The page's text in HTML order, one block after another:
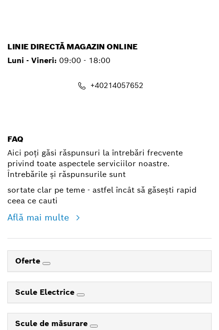
LINIE DIRECTĂ MAGAZIN ONLINE
Luni - Vineri: 09:00 - 18:00
+40214057652
FAQ
Aici poți găsi răspunsuri la întrebări frecvente
privind toate aspectele serviciilor noastre.
Întrebările și răspunsurile sunt
sortate clar pe teme - astfel încât să găsești rapid
ceea ce cauti
Află mai multe
Oferte
Scule Electrice
Scule de măsurare